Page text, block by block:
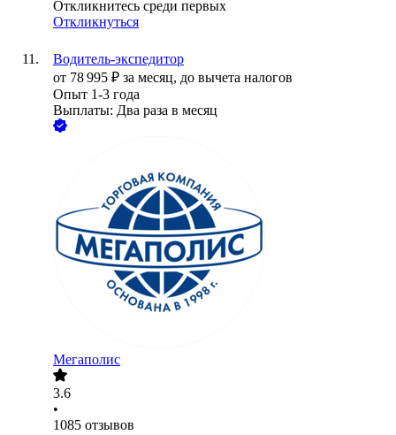
Откликнитесь среди первых
Откликнуться
Водитель-экспедитор
от 78 995 ₽ за месяц, до вычета налогов
Опыт 1-3 года
Выплаты: Два раза в месяц
Мегаполис
3.6
•
1085 отзывов